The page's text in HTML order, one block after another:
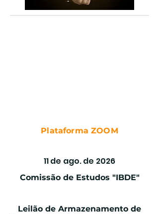
Plataforma ZOOM
11 de ago. de 2026
Comissão de Estudos "IBDE"
Leilão de Armazenamento de